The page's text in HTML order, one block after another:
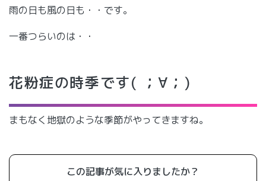
雨の日も風の日も・・です。
一番つらいのは・・
花粉症の時季です( ；∀；)
まもなく地獄のような季節がやってきますね。
この記事が気に入りましたか？